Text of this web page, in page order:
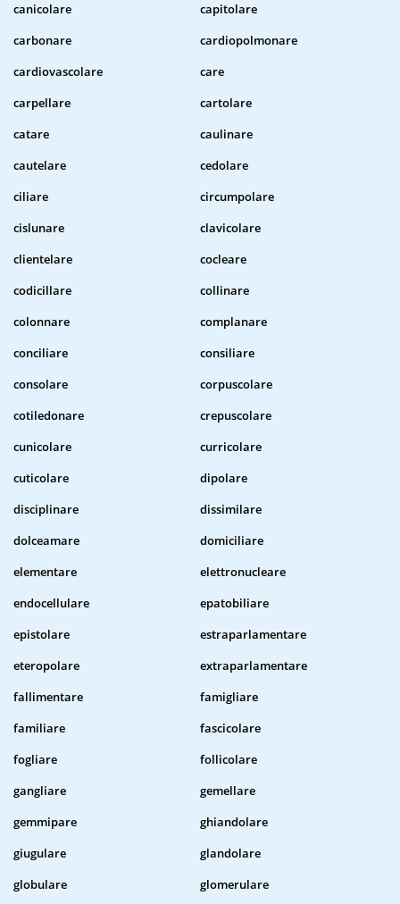
canicolare
capitolare
carbonare
cardiopolmonare
cardiovascolare
care
carpellare
cartolare
catare
caulinare
cautelare
cedolare
ciliare
circumpolare
cislunare
clavicolare
clientelare
cocleare
codicillare
collinare
colonnare
complanare
conciliare
consiliare
consolare
corpuscolare
cotiledonare
crepuscolare
cunicolare
curricolare
cuticolare
dipolare
disciplinare
dissimilare
dolceamare
domiciliare
elementare
elettronucleare
endocellulare
epatobiliare
epistolare
estraparlamentare
eteropolare
extraparlamentare
fallimentare
famigliare
familiare
fascicolare
fogliare
follicolare
gangliare
gemellare
gemmipare
ghiandolare
giugulare
glandolare
globulare
glomerulare